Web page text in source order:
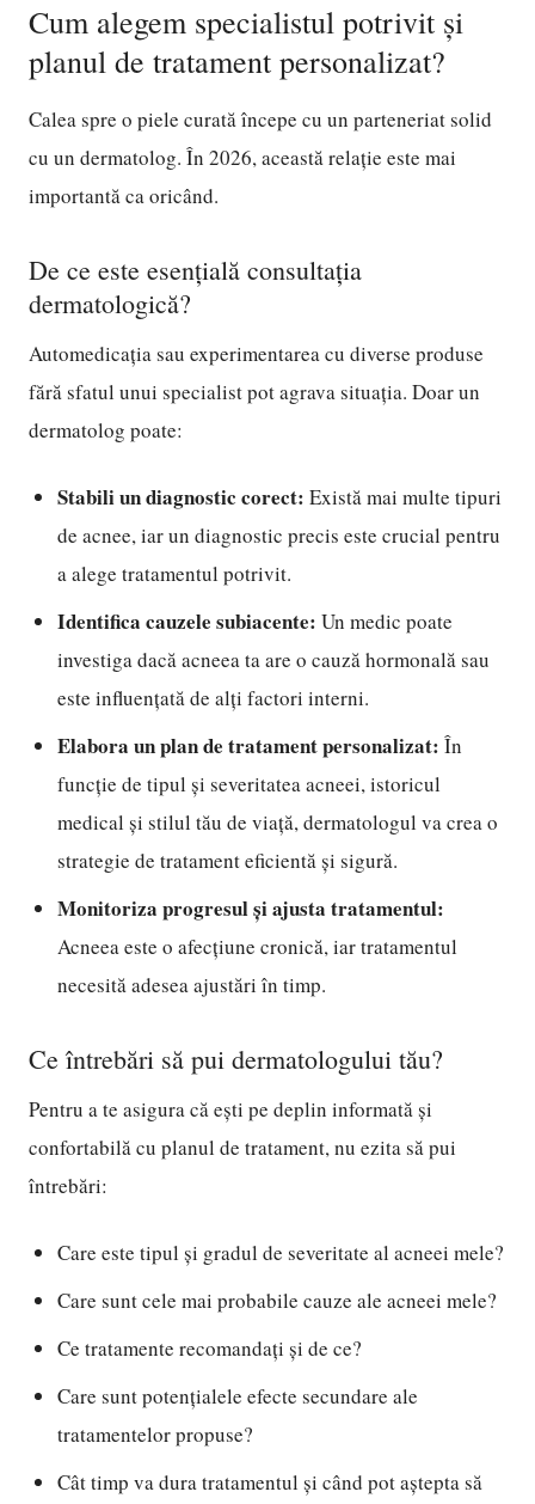
Cum alegem specialistul potrivit și
planul de tratament personalizat?
Calea spre o piele curată începe cu un parteneriat solid
cu un dermatolog. În 2026, această relație este mai
importantă ca oricând.
De ce este esențială consultația
dermatologică?
Automedicația sau experimentarea cu diverse produse
fără sfatul unui specialist pot agrava situația. Doar un
dermatolog poate:
Stabili un diagnostic corect: Există mai multe tipuri
de acnee, iar un diagnostic precis este crucial pentru
a alege tratamentul potrivit.
Identifica cauzele subiacente: Un medic poate
investiga dacă acneea ta are o cauză hormonală sau
este influențată de alți factori interni.
Elabora un plan de tratament personalizat: În
funcție de tipul și severitatea acneei, istoricul
medical și stilul tău de viață, dermatologul va crea o
strategie de tratament eficientă și sigură.
Monitoriza progresul și ajusta tratamentul:
Acneea este o afecțiune cronică, iar tratamentul
necesită adesea ajustări în timp.
Ce întrebări să pui dermatologului tău?
Pentru a te asigura că ești pe deplin informată și
confortabilă cu planul de tratament, nu ezita să pui
întrebări:
Care este tipul și gradul de severitate al acneei mele?
Care sunt cele mai probabile cauze ale acneei mele?
Ce tratamente recomandați și de ce?
Care sunt potențialele efecte secundare ale
tratamentelor propuse?
Cât timp va dura tratamentul și când pot aștepta să